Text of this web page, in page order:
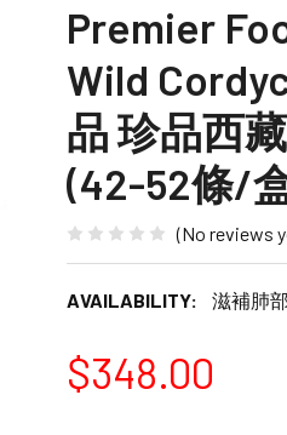
Premier
Wild
品 珍品西
(42-52條/
(No reviews
AVAILABILITY: 滋補肺
$348.00